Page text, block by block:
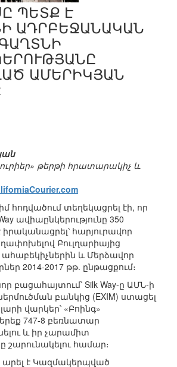
ՊԵՏՔ Է
ԱԴՐԲԵՋԱՆԱԿԱՆ
ԳԱՂՏՆԻ
ԱՄԵՐԻԿՅԱՆ
թերթի հրատարակիչ և
հոդվածում տեղեկացրել էի, որ
ավիաընկերությունը 350
հարյուրավոր
Բուլղարիայից
ահաբեկիչներին և Մերձավոր
2014-2017 թթ. ընթացքում։
բացահայտում՝ Silk Way-ը ԱՄՆ-ի
բանկից (EXIM) ստացել
վարկեր՝ «Բոինգ»
երեք 747-8 բեռնատար
և իր չարամիտ
շարունակելու համար։
է Կազմակերպված